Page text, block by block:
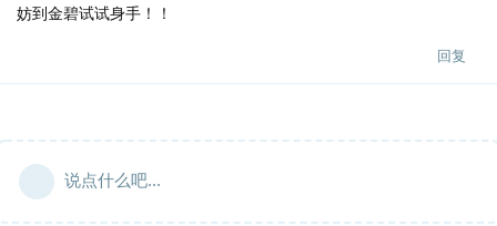
妨到金碧试试身手！！
回复
说点什么吧...